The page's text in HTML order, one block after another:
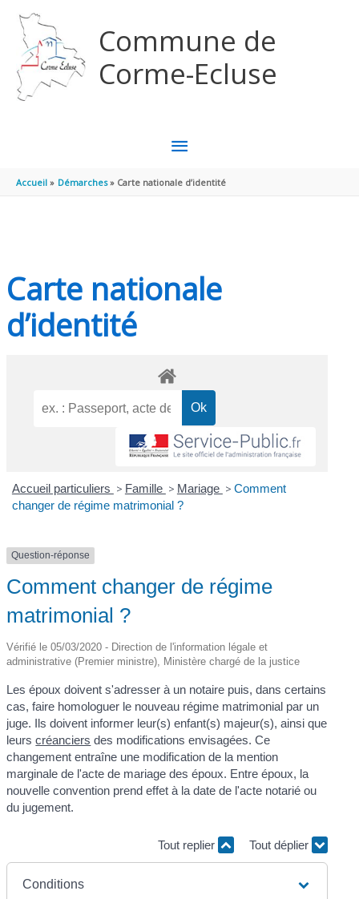
Commune de
Corme-Ecluse
MENU
PRINCIPAL
Accueil Démarches Carte nationale d’identité
Carte nationale
d’identité
Accueil particuliers > Famille > Mariage > Comment
changer de régime matrimonial ?
Question-réponse
Comment changer de régime
matrimonial ?
Vérifié le 05/03/2020 - Direction de l'information légale et
administrative (Premier ministre), Ministère chargé de la justice
Les époux doivent s'adresser à un notaire puis, dans certains
cas, faire homologuer le nouveau régime matrimonial par un
juge. Ils doivent informer leur(s) enfant(s) majeur(s), ainsi que
leurscréanciers des modifications envisagées. Ce
changement entraîne une modification de la mention
marginale de l'acte de mariage des époux. Entre époux, la
nouvelle convention prend effet à la date de l'acte notarié ou
du jugement.
Tout replier Tout déplier
Conditions